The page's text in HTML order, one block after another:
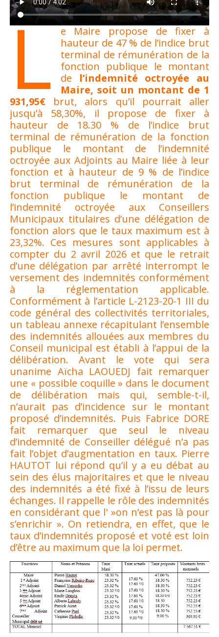
L
e Maire propose de fixer à
hauteur de 47 % de l’indice brut
terminal de rémunération de la
fonction publique le montant
de l’indemnité octroyée au
Maire, soit un montant de 1
931,95€ brut, alors qu’il pourrait aller
jusqu’à 58,30%, il propose de fixer à
hauteur de 18.30 % de l’indice brut
terminal de rémunération de la fonction
publique le montant de l’indemnité
octroyée aux Adjoints au Maire liée à leur
fonction et à hauteur de 9 % de l’indice
brut terminal de rémunération de la
fonction publique le montant de
l’indemnité octroyée aux Conseillers
Municipaux titulaires d’une délégation de
fonction alors que le taux maximum est à
23,32%. Ces mesures sont applicables à
compter du 2 avril 2026 et que le retrait
d’une délégation par arrêté interrompt le
versement des indemnités conformément
à la réglementation applicable.
Conformément à l’article L-2123-20-1 III du
code général des collectivités territoriales,
un tableau annexe récapitulant l’ensemble
des indemnités allouées aux membres du
Conseil municipal est établi à l’appui de la
délibération. Avant le vote qui sera
unanime Aïcha LAOUEDJ fait remarquer
une « possible coquille » dans le document
de délibération mais qui, semble-t-il,
n’aurait pas d’incidence sur le montant
proposé d’indemnités. Puis Fabrice DORE
fait remarquer que seul le niveau
d’indemnité de Conseiller délégué n’a pas
fait l’objet d’augmentation en taux. Pierre
HAUTOT lui répond qu’il y a eu débat au
sein des élus majoritaires et que le niveau
des indemnités a été fixé à l’issu de leurs
échanges. Il rappelle le rôle des indemnités
en considérant que l' »on n’est pas là pour
s’enrichir ». On retiendra, en effet, que le
taux d’indemnités proposé et voté est loin
d’être au maximum que la loi permet.